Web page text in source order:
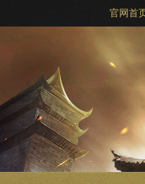
官网首